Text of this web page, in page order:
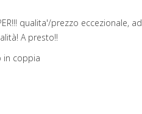
qualita'/prezzo
A presto!!
in coppia